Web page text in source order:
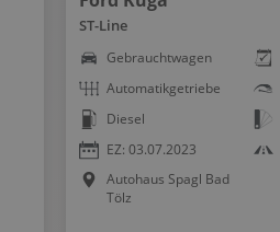
ST-Line
Gebrauchtwagen
Automatikgetriebe
Diesel
EZ: 03.07.2023
Autohaus Spagl Bad
Tölz